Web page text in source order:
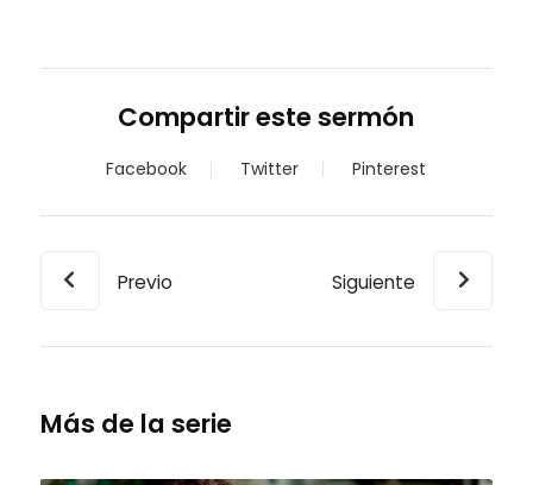
Compartir este sermón
Facebook Twitter Pinterest
Previo Siguiente
Más de la serie